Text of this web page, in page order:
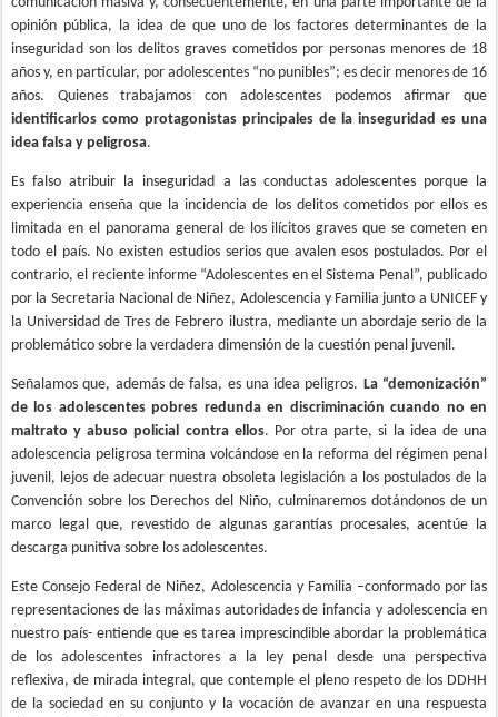
opinión pública, la idea de que uno de los factores determinantes de la
inseguridad son los delitos graves cometidos por personas menores de 18
años y, en particular, por adolescentes “no punibles”; es decir menores de 16
años. Quienes trabajamos con adolescentes podemos afirmar que
identificarlos como protagonistas principales de la inseguridad es una
idea falsa y peligrosa.
Es falso atribuir la inseguridad a las conductas adolescentes porque la
experiencia enseña que la incidencia de los delitos cometidos por ellos es
limitada en el panorama general de los ilícitos graves que se cometen en
todo el país. No existen estudios serios que avalen esos postulados. Por el
contrario, el reciente informe “Adolescentes en el Sistema Penal”, publicado
por la Secretaria Nacional de Niñez, Adolescencia y Familia junto a UNICEF y
la Universidad de Tres de Febrero ilustra, mediante un abordaje serio de la
problemático sobre la verdadera dimensión de la cuestión penal juvenil.
Señalamos que, además de falsa, es una idea peligros. La “demonización”
de los adolescentes pobres redunda en discriminación cuando no en
maltrato y abuso policial contra ellos. Por otra parte, si la idea de una
adolescencia peligrosa termina volcándose en la reforma del régimen penal
juvenil, lejos de adecuar nuestra obsoleta legislación a los postulados de la
Convención sobre los Derechos del Niño, culminaremos dotándonos de un
marco legal que, revestido de algunas garantías procesales, acentúe la
descarga punitiva sobre los adolescentes.
Este Consejo Federal de Niñez, Adolescencia y Familia –conformado por las
representaciones de las máximas autoridades de infancia y adolescencia en
nuestro país- entiende que es tarea imprescindible abordar la problemática
de los adolescentes infractores a la ley penal desde una perspectiva
reflexiva, de mirada integral, que contemple el pleno respeto de los DDHH
de la sociedad en su conjunto y la vocación de avanzar en una respuesta